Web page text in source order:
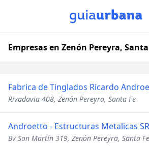
Empresas en Zenón Pereyra,
Fabrica de Tinglados Ricardo
Rivadavia 408, Zenón Pereyra, Santa Fe
Androetto - Estructuras Metalicas
Bv San Martín 319, Zenón Pereyra, Santa Fe